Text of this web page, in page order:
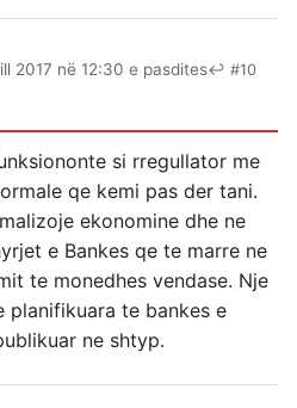
2017 në 12:30 e pasdites↩ #10
si rregullator me
qe kemi pas der tani.
ekonomine dhe ne
e Bankes qe te marre ne
te monedhes vendase. Nje
planifikuara te bankes e
ne shtyp.